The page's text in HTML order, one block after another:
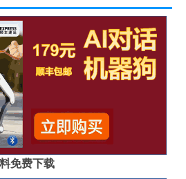
免费下载